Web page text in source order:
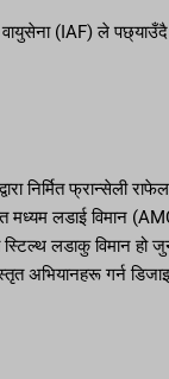
वायुसेना (IAF) ले
फ्रान्सेली
लडाई विमान
लडाकु विमान हो
अभियानहरू गर्न